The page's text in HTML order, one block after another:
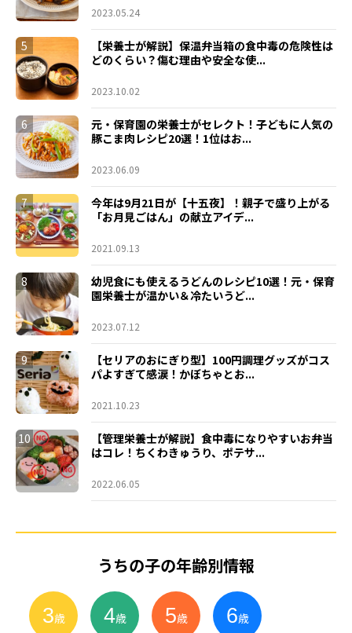
2023.05.24
5
【栄養士が解説】保温弁当箱の食中毒の危険性は
どのくらい？傷む理由や安全な使...
2023.10.02
6
元・保育園の栄養士がセレクト！子どもに人気の
豚こま肉レシピ20選！1位はお...
2023.06.09
7
今年は9月21日が【十五夜】！親子で盛り上がる
「お月見ごはん」の献立アイデ...
2021.09.13
8
幼児食にも使えるうどんのレシピ10選！元・保育
園栄養士が温かい＆冷たいうど...
2023.07.12
9
【セリアのおにぎり型】100円調理グッズがコス
パよすぎて感涙！かぼちゃとお...
2021.10.23
10
【管理栄養士が解説】食中毒になりやすいお弁当
はコレ！ちくわきゅうり、ポテサ...
2022.06.05
うちの子の年齢別情報
3歳 4歳 5歳 6歳